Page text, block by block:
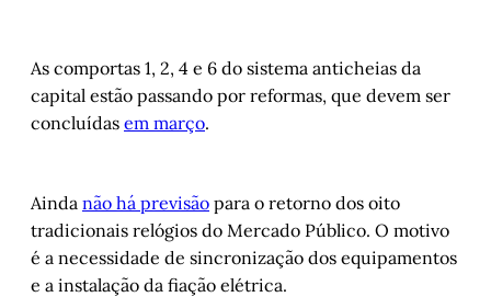
As comportas 1, 2, 4 e 6 do sistema anticheias da
capital estão passando por reformas, que devem ser
concluídas em março.
Ainda não há previsão para o retorno dos oito
tradicionais relógios do Mercado Público. O motivo
é a necessidade de sincronização dos equipamentos
e a instalação da fiação elétrica.